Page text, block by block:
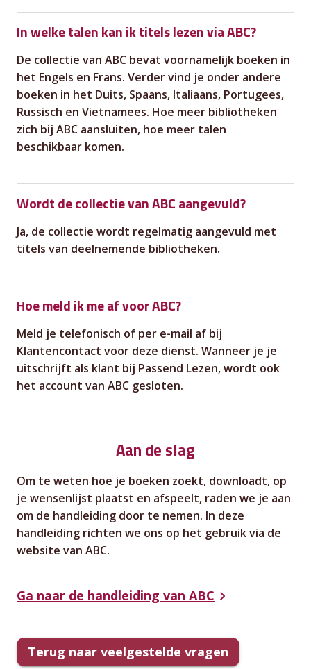
In welke talen kan ik titels lezen via ABC?
De collectie van ABC bevat voornamelijk boeken in
het Engels en Frans. Verder vind je onder andere
boeken in het Duits, Spaans, Italiaans, Portugees,
Russisch en Vietnamees. Hoe meer bibliotheken
zich bij ABC aansluiten, hoe meer talen
beschikbaar komen.
Wordt de collectie van ABC aangevuld?
Ja, de collectie wordt regelmatig aangevuld met
titels van deelnemende bibliotheken.
Hoe meld ik me af voor ABC?
Meld je telefonisch of per e-mail af bij
Klantencontact voor deze dienst. Wanneer je je
uitschrijft als klant bij Passend Lezen, wordt ook
het account van ABC gesloten.
Aan de slag
Om te weten hoe je boeken zoekt, downloadt, op
je wensenlijst plaatst en afspeelt, raden we je aan
om de handleiding door te nemen. In deze
handleiding richten we ons op het gebruik via de
website van ABC.
Ga naar de handleiding van ABC
Terug naar veelgestelde vragen